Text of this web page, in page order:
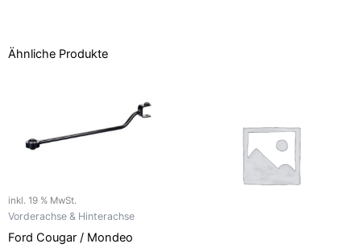
Ähnliche Produkte
inkl. 19 % MwSt.
Vorderachse & Hinterachse
Ford Cougar / Mondeo